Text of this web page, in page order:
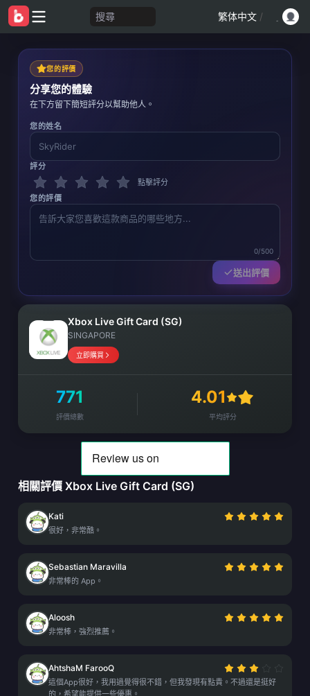
搜尋 繁体中文 /
您的評價
分享您的體驗
在下方留下簡短評分以幫助他人。
您的姓名
評分
點擊評分
您的評價
0/500
送出評價
Xbox Live Gift Card (SG)
SINGAPORE
立即購買
771
評價總數
4.01
平均評分
相關評價 Xbox Live Gift Card (SG)
Kati
很好，非常酷。
Sebastian Maravilla
非常棒的 App。
Aloosh
非常棒，強烈推薦。
AhtshaM FarooQ
這個App很好，我用過覺得很不錯，但我發現有點貴。不過還是挺好
的，希望能提供一些優惠。